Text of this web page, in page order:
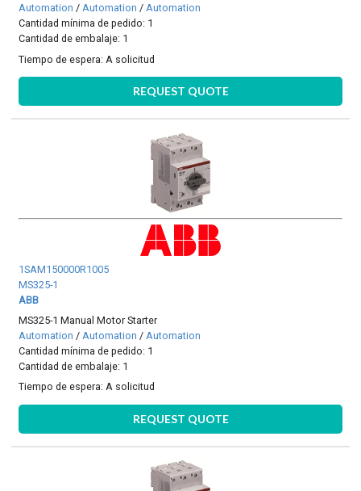
Automation /Automation /Automation
Cantidad mínima de pedido: 1
Cantidad de embalaje: 1
Tiempo de espera: A solicitud
REQUEST QUOTE
1SAM150000R1005
MS325-1
ABB
MS325-1 Manual Motor Starter
Automation / Automation / Automation
Cantidad mínima de pedido: 1
Cantidad de embalaje: 1
Tiempo de espera:A solicitud
REQUEST QUOTE